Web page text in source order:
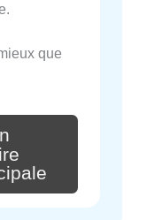
que